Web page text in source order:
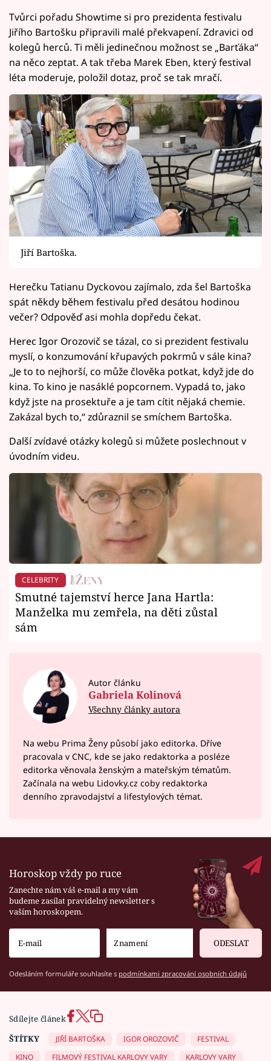
Tvůrci pořadu Showtime si pro prezidenta festivalu
Jiřího Bartošku připravili malé překvapení. Zdravici od
kolegů herců. Ti měli jedinečnou možnost se „Barťáka“
na něco zeptat. A tak třeba Marek Eben, který festival
léta moderuje, položil dotaz, proč se tak mračí.
Jiří Bartoška.
Herečku Tatianu Dyckovou zajímalo, zda šel Bartoška
spát někdy během festivalu před desátou hodinou
večer? Odpověď asi mohla dopředu čekat.
Herec Igor Orozovič se tázal, co si prezident festivalu
myslí, o konzumování křupavých pokrmů v sále kina?
„Je to to nejhorší, co může člověka potkat, když jde do
kina. To kino je nasáklé popcornem. Vypadá to, jako
když jste na prosektuře a je tam cítit nějaká chemie.
Zakázal bych to,“ zdůraznil se smíchem Bartoška.
Další zvídavé otázky kolegů si můžete poslechnout v
úvodním videu.
CELEBRITY
Smutné tajemství herce Jana Hartla:
Manželka mu zemřela, na děti zůstal
sám
Autor článku
Gabriela Kolinová
Všechny články autora
Na webu Prima Ženy působí jako editorka. Dříve
pracovala v CNC, kde se jako redaktorka a posléze
editorka věnovala ženským a mateřským tématům.
Začínala na webu Lidovky.cz coby redaktorka
denního zpravodajství a lifestylových témat.
Horoskop vždy po ruce
Zanechte nám váš e-mail a my vám
budeme zasílat pravidelný newsletter s
vaším horoskopem.
ODESLAT
Odesláním formuláře souhlasíte s podmínkami zpracování osobních údajů
Sdílejte článek
ŠTÍTKY
JIŘÍ BARTOŠKA IGOR OROZOVIČ
FESTIVAL
KINO
FILMOVÝ FESTIVAL KARLOVY VARY KARLOVY VARY